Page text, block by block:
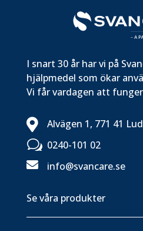
I snart 30 år har vi på
hjälpmedel som ökar
Vi får vardagen att
 Alvägen 1, 771 41
w 0240-101 02
 info@svancare.se
Se våra produkter